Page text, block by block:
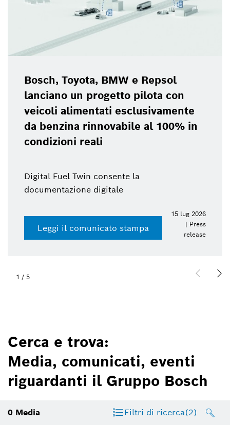
Bosch, Toyota, BMW e Repsol
lanciano un progetto pilota con
veicoli alimentati esclusivamente
da benzina rinnovabile al 100% in
condizioni reali
Digital Fuel Twin consente la
documentazione digitale
Leggi il comunicato stampa
15 lug 2026
| Press
release
1 / 5
Cerca e trova:
Media, comunicati, eventi
riguardanti il Gruppo Bosch
0 Media Filtri di ricerca(2)